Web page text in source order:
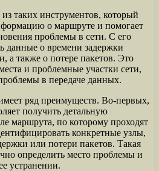
из таких инструментов, который
о маршруте и помогает
проблемы в сети. С его
о времени задержки
а также о потере пакетов. Это
и проблемные участки сети,
в передаче данных.
ряд преимуществ. Во-первых,
получить детальную
маршрута, по которому проходят
конкретные узлы,
или потери пакетов. Такая
определить место проблемы и
устранении.